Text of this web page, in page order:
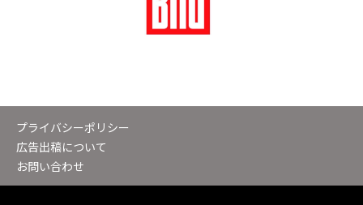
プライバシーポリシー
広告出稿について
お問い合わせ